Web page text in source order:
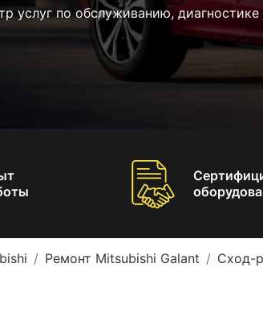
услуг по обслуживанию,
Ремонт Mitsubishi Galant Сход-